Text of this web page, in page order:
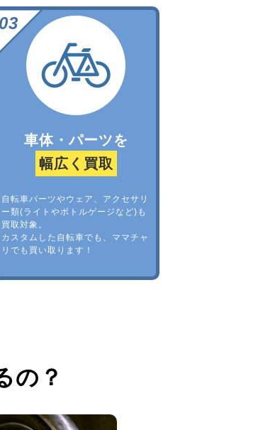
車体・パーツを
幅広く買取
自転車パーツやウェア、アクセサリ
ー類(ライトやボトルゲージなど)も
買取対象。
カスタムした自転車でも、ママチャ
リでも買い取ります！
の？